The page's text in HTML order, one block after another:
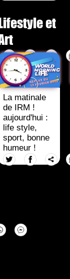
au menu
Sensualité et
gastronomie.
et
La matinale
de IRM !
aujourd'hui :
life style,
sport, bonne
humeur !